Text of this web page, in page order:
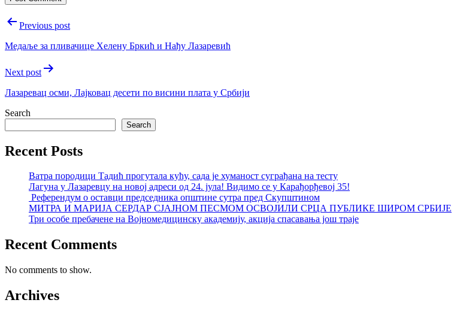
PostPrevious post
Медаље за пливачице Хелену Бркић и Нађу Лазаревић
Next post
Лазаревац осми, Лајковац десети по висини плата у Србији
Search
Search
Recent Posts
Ватра породици Тадић прогутала кућу, сада је хуманост суграђана на тесту
Лагуна у Лазаревцу на новој адреси од 24. јула! Видимо се у Карађорђевој 35!
Референдум о оставци председника општине сутра пред Скупштином
МИТРА И МАРИЈА СЕРДАР СЈАЈНОМ ПЕСМОМ ОСВОЈИЛИ СРЦА ПУБЛИКЕ ШИРОМ СРБИЈЕ
Три особе пребачене на Војномедицинску академију, акција спасавања још траје
Recent Comments
No comments to show.
Archives